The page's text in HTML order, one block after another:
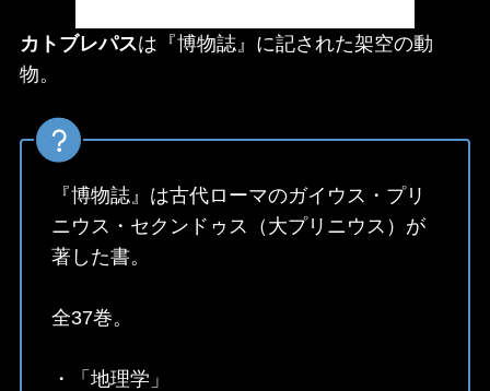
カトブレパスは『博物誌』に記された架空の動
物。
『博物誌』は古代ローマのガイウス・プリ
ニウス・セクンドゥス（大プリニウス）が
著した書。
全37巻。
・「地理学」